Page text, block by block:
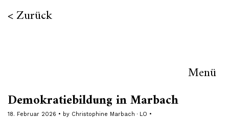
Zurück
Menü
Demokratiebildung in Marbach
18. Februar 2026 by Christophine Marbach · LO